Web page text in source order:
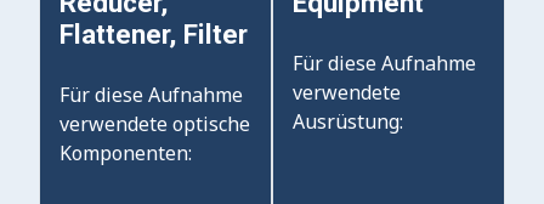
Flattener, Filter
Für diese Aufnahme
verwendete optische
Komponenten:
Für diese Aufnahme
verwendete
Ausrüstung: